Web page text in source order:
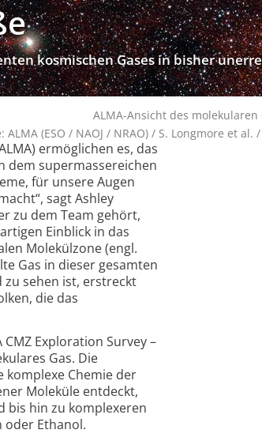
kos­mi­schen Ga­ses in bis­her
ALMA-Ansicht des
ALMA (ESO / NAOJ / NRAO) / S. Longmore et
ermöglichen es, das
dem supermassereichen
für unsere Augen
sagt Ashley
zu dem Team gehört,
Einblick in das
Molekülzone (engl.
Gas in dieser gesamten
zu sehen ist, erstreckt
die das
CMZ Exploration Survey –
Gas. Die
Chemie der
Moleküle entdeckt,
bis hin zu komplexeren
oder Ethanol.